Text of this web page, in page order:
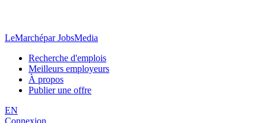
LeMarchépar JobsMedia
Recherche d'emplois
Meilleurs employeurs
À propos
Publier une offre
EN
Connexion